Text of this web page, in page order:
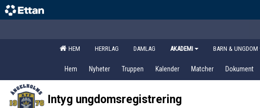
HEM HERRLAG DAMLAG AKADEMI BARN & UNGDOM
Hem Nyheter Truppen Kalender Matcher Dokument
Intyg ungdomsregistrering